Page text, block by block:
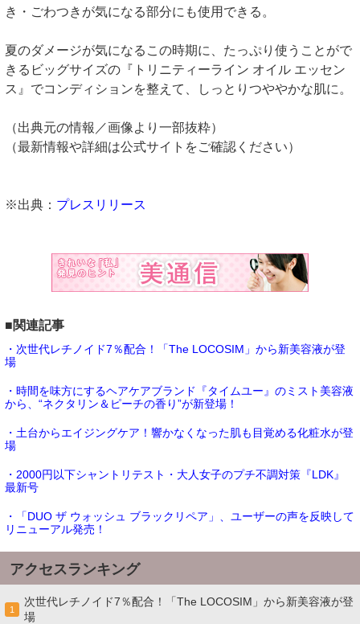
き・ごわつきが気になる部分にも使用できる。
夏のダメージが気になるこの時期に、たっぷり使うことがで
きるビッグサイズの『トリニティーライン オイル エッセン
ス』でコンディションを整えて、しっとりつややかな肌に。
（出典元の情報／画像より一部抜粋）
（最新情報や詳細は公式サイトをご確認ください）
※出典： プレスリリース
■関連記事
・次世代レチノイド7％配合！「The LOCOSIM」から新美容液が登
場
・時間を味方にするヘアケアブランド『タイムユー』のミスト美容液
から、“ネクタリン＆ピーチの香り”が新登場！
・土台からエイジングケア！響かなくなった肌も目覚める化粧水が登
場
・2000円以下シャントリテスト・大人女子のプチ不調対策『LDK』
最新号
・「DUO ザ ウォッシュ ブラックリペア」、ユーザーの声を反映して
リニューアル発売！
アクセスランキング
1
次世代レチノイド7％配合！「The LOCOSIM」から新美容液が登
場